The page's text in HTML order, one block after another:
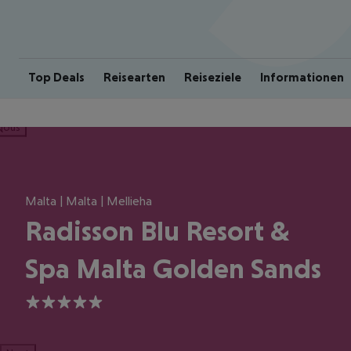
Top Deals Reisearten Reiseziele Informationen
Malta | Malta | Mellieha
Radisson Blu Resort &
Spa Malta Golden Sands
5